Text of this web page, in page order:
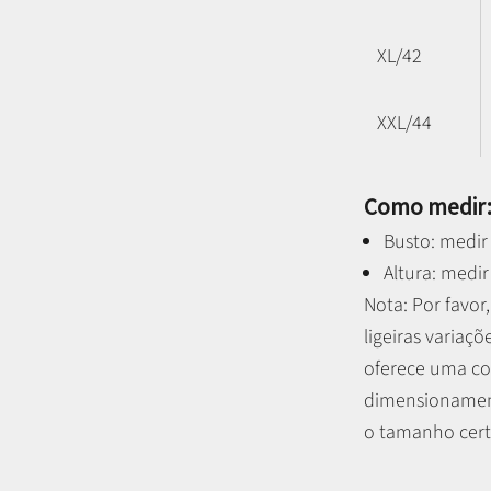
XL/42
XXL/44
Como
Busto:
Altura:
Nota: Por
ligeiras
oferece uma
o tamanho